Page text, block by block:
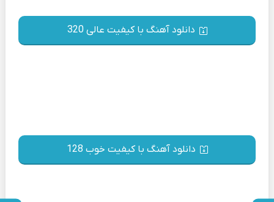
دانلود آهنگ با کیفیت عالی 320
دانلود آهنگ با کیفیت خوب 128